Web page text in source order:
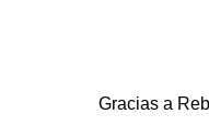
Gracias a